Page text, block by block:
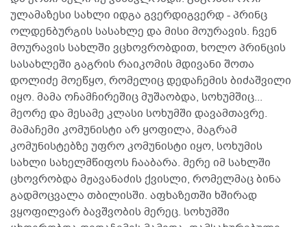
ულამაზესი სახლი იდგა გვერდიგვერდ - პრინც
ოლდენბურგის სასახლე და მისი მოურავის. ჩვენ
მოურავის სახლში ვცხოვრობდით, ხოლო პრინცის
სასახლეში გაგრის რაიკომის მდივანი შოთა
დოლიძე მოეწყო, რომელიც დედაჩემის ბიძაშვილი
იყო. მამა ოჩამჩირეშიც მუშაობდა, სოხუმშიც...
მეორე და მესამე კლასი სოხუმში დავამთავრე.
მამაჩემი კომუნისტი არ ყოფილა, მაგრამ
კომუნისტებზე უფრო კომუნისტი იყო, სოხუმის
სახლი სახელმწიფოს ჩააბარა. მერე იმ სახლში
ცხოვრობდა მჟავანაძის ქვისლი, რომელმაც ბინა
გადმოცვალა თბილისში. აფხაზეთში ხშირად
ვყოფილვარ ბავშვობის მერეც. სოხუმში